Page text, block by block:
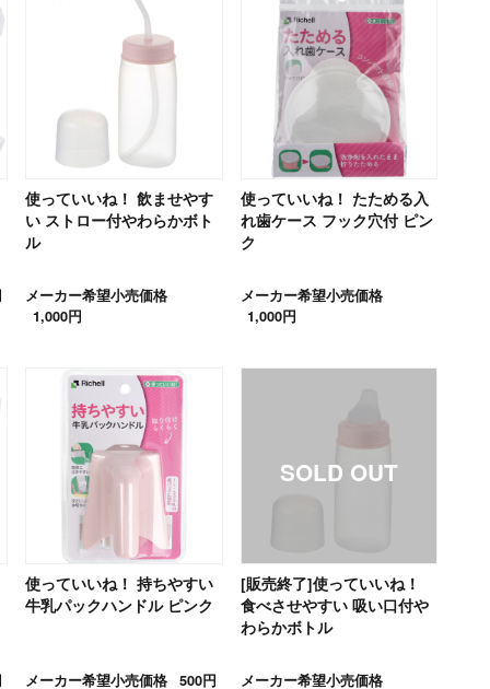
使っていいね！ 飲ませやす
い ストロー付やわらかボト
ル
メーカー希望小売価格
1,000円
使っていいね！ たためる入
れ歯ケース フック穴付 ピン
ク
メーカー希望小売価格
1,000円
使っていいね！ 持ちやすい
牛乳パックハンドル ピンク
メーカー希望小売価格 500円
[販売終了]使っていいね！
食べさせやすい 吸い口付や
わらかボトル
メーカー希望小売価格